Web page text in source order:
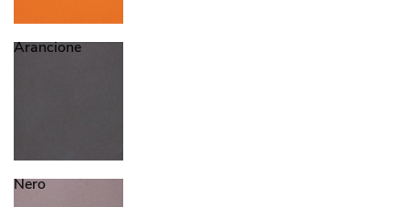
Arancione
Nero